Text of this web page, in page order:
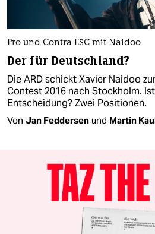
Pro und Contra ESC mit Naidoo
Der für Deutschland?
Die ARD schickt Xavier Naidoo
Contest 2016 nach Stockholm.
Entscheidung? Zwei Positionen.
Von Jan Feddersen und Martin